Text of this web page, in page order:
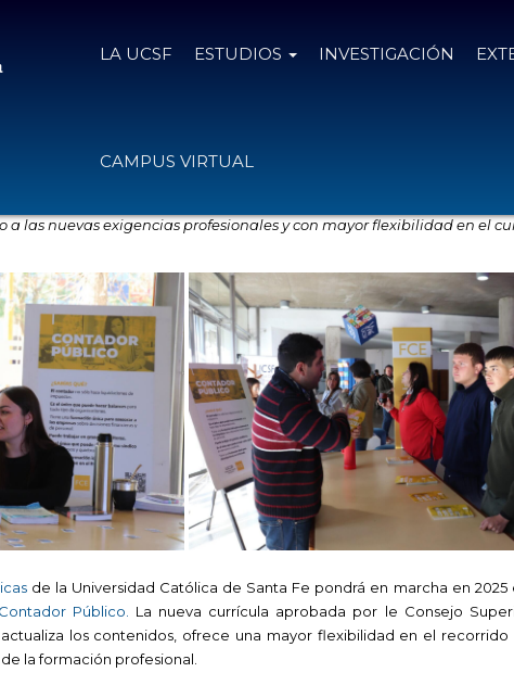
LA UCSF ESTUDIOS INVESTIGACIÓN
CAMPUS VIRTUAL
a las nuevas exigencias profesionales y con mayor flexibilidad en el
de la Universidad Católica de Santa Fe pondrá en marcha en 2025
Contador Público.
La nueva currícula aprobada por le Consejo
los contenidos, ofrece una mayor flexibilidad en el
la formación profesional.